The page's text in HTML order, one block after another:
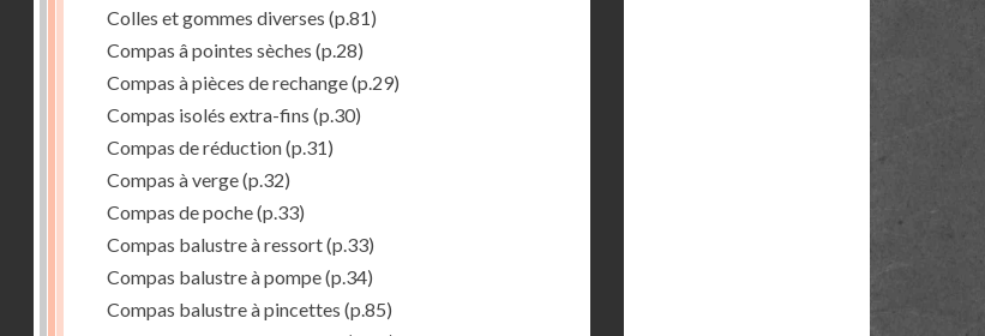
Colles et gommes diverses (p.81)
Compas â pointes sèches (p.28)
Compas à pièces de rechange(p.29)
Compas isolés extra-fins (p.30)
Compas de réduction(p.31)
Compas à verge(p.32)
Compas de poche(p.33)
Compas balustre à ressort(p.33)
Compas balustre à pompe(p.34)
Compas balustre à pincettes (p.85)